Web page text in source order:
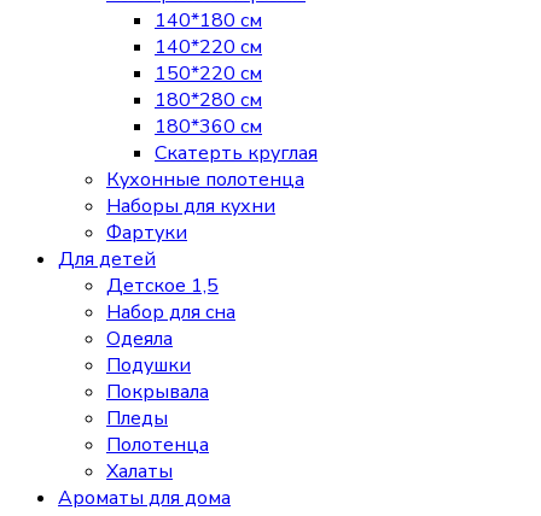
140*180 см
140*220 см
150*220 см
180*280 см
180*360 см
Скатерть круглая
Кухонные полотенца
Наборы для кухни
Фартуки
Для детей
Детское 1,5
Набор для сна
Одеяла
Подушки
Покрывала
Пледы
Полотенца
Халаты
Ароматы для дома